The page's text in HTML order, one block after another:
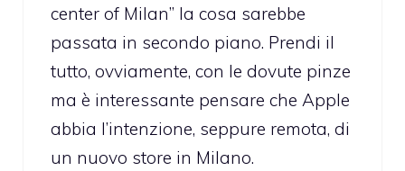
center of Milan” la cosa sarebbe
passata in secondo piano. Prendi il
tutto, ovviamente, con le dovute pinze
ma è interessante pensare che Apple
abbia l’intenzione, seppure remota, di
un nuovo store in Milano.